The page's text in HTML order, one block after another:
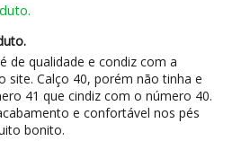
de qualidade e condiz com a
site. Calço 40, porém não tinha e
41 que cindiz com o número 40.
e confortável nos pés
bonito.